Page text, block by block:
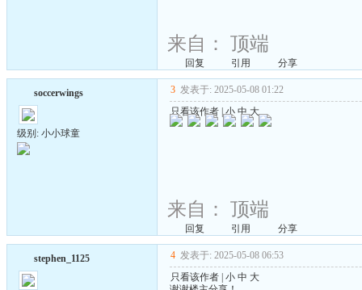
来自： 顶端
回复 引用 分享
soccerwings
级别: 小小球童
3 发表于: 2025-05-08 01:22
只看该作者 |小 中 大
来自： 顶端
回复 引用 分享
stephen_1125 4 发表于: 2025-05-08 06:53
只看该作者 小 中 大